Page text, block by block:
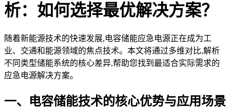
析：如何选择最优解决方案？
随着新能源技术的快速发展,电容储能应急电源正在成为工
业、交通和能源领域的焦点技术。本文将通过多维对比,解析
不同类型储能系统的核心差异,帮助您找到最适合实际需求的
应急电源解决方案。
一、电容储能技术的核心优势与应用场景